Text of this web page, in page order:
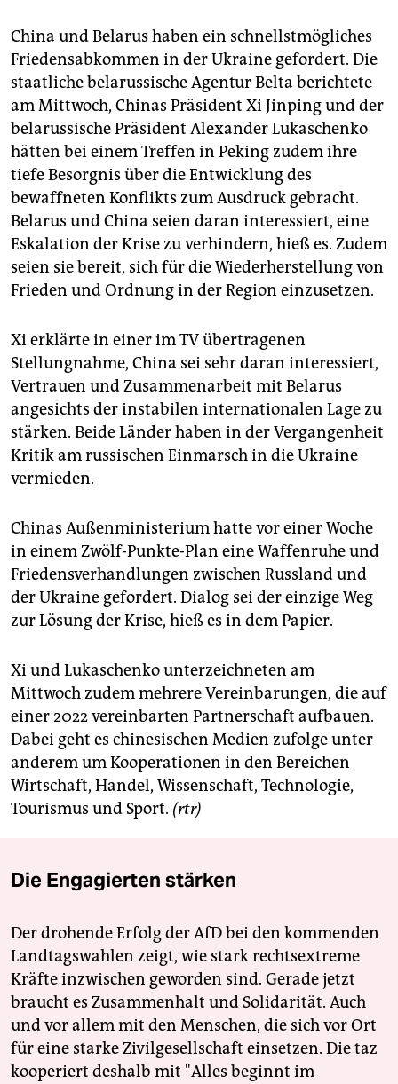
China und Belarus haben ein schnellstmögliches
Friedensabkommen in der Ukraine gefordert. Die
staatliche belarussische Agentur Belta berichtete
am Mittwoch, Chinas Präsident Xi Jinping und der
belarussische Präsident Alexander Lukaschenko
hätten bei einem Treffen in Peking zudem ihre
tiefe Besorgnis über die Entwicklung des
bewaffneten Konflikts zum Ausdruck gebracht.
Belarus und China seien daran interessiert, eine
Eskalation der Krise zu verhindern, hieß es. Zudem
seien sie bereit, sich für die Wiederherstellung von
Frieden und Ordnung in der Region einzusetzen.
Xi erklärte in einer im TV übertragenen
Stellungnahme, China sei sehr daran interessiert,
Vertrauen und Zusammenarbeit mit Belarus
angesichts der instabilen internationalen Lage zu
stärken. Beide Länder haben in der Vergangenheit
Kritik am russischen Einmarsch in die Ukraine
vermieden.
Chinas Außenministerium hatte vor einer Woche
in einem Zwölf-Punkte-Plan eine Waffenruhe und
Friedensverhandlungen zwischen Russland und
der Ukraine gefordert. Dialog sei der einzige Weg
zur Lösung der Krise, hieß es in dem Papier.
Xi und Lukaschenko unterzeichneten am
Mittwoch zudem mehrere Vereinbarungen, die auf
einer 2022 vereinbarten Partnerschaft aufbauen.
Dabei geht es chinesischen Medien zufolge unter
anderem um Kooperationen in den Bereichen
Wirtschaft, Handel, Wissenschaft, Technologie,
Tourismus und Sport. (rtr)
Die Engagierten stärken
Der drohende Erfolg der AfD bei den kommenden
Landtagswahlen zeigt, wie stark rechtsextreme
Kräfte inzwischen geworden sind. Gerade jetzt
braucht es Zusammenhalt und Solidarität. Auch
und vor allem mit den Menschen, die sich vor Ort
für eine starke Zivilgesellschaft einsetzen. Die taz
kooperiert deshalb mit "Alles beginnt im